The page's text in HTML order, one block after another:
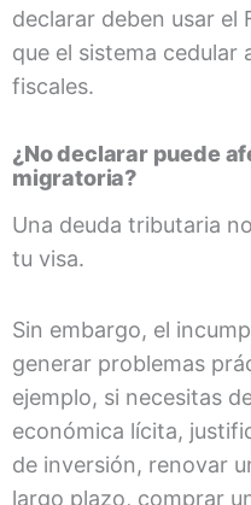
declarar deben usar el
que el sistema cedular
fiscales.
¿No declarar puede
migratoria?
Una deuda tributaria
tu visa.
Sin embargo, el
generar problemas
ejemplo, si necesitas
económica lícita,
de inversión, renovar
largo plazo, comprar